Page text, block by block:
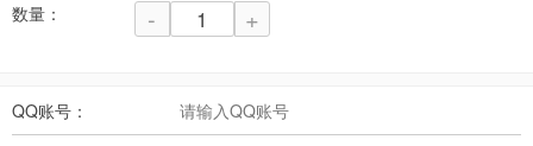
数量：
- +
QQ账号：